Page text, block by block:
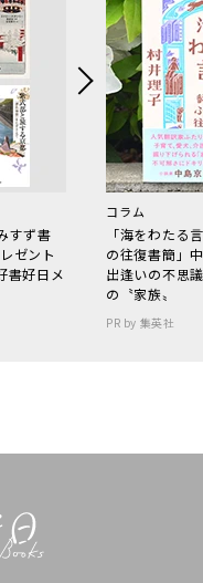
すず書
ゼント
書好日メ
コラム
「海をわた
の往復書簡」
出逢いの不思
の〝家族〟
PR by 集英社